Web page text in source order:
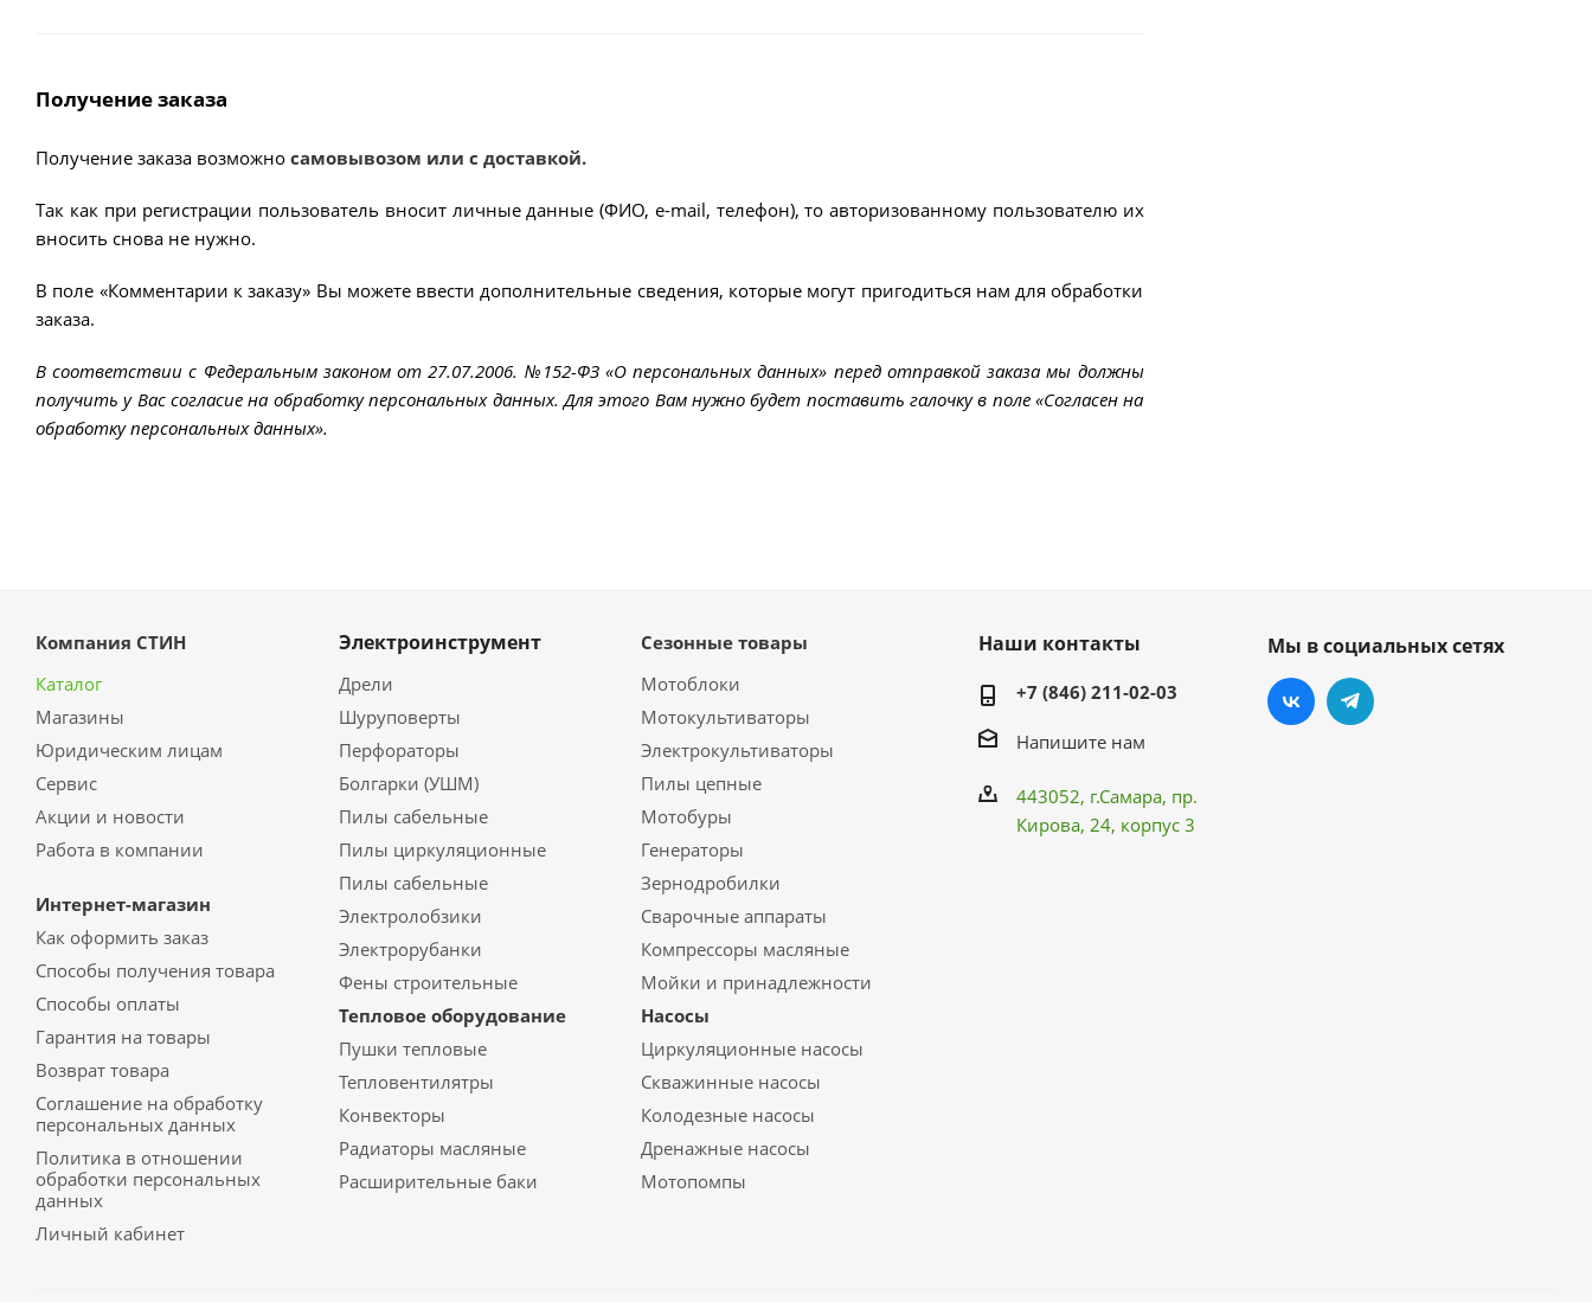
Получение заказа
Получение заказа возможно самовывозом или с доставкой.
Так как при регистрации пользователь вносит личные данные (ФИО, e-mail, телефон), то авторизованному пользователю их
вносить снова не нужно.
В поле «Комментарии к заказу» Вы можете ввести дополнительные сведения, которые могут пригодиться нам для обработки
заказа.
В соответствии с Федеральным законом от 27.07.2006. №152-ФЗ «О персональных данных» перед отправкой заказа мы должны
получить у Вас согласие на обработку персональных данных. Для этого Вам нужно будет поставить галочку в поле «Согласен на
обработку персональных данных».
Компания СТИН
Каталог
Магазины
Юридическим лицам
Сервис
Акции и новости
Работа в компании
Интернет-магазин
Как оформить заказ
Способы получения товара
Способы оплаты
Гарантия на товары
Возврат товара
Соглашение на обработку
персональных данных
Политика в отношении
обработки персональных
данных
Личный кабинет
Электроинструмент
Дрели
Шуруповерты
Перфораторы
Болгарки (УШМ)
Пилы сабельные
Пилы циркуляционные
Пилы сабельные
Электролобзики
Электрорубанки
Фены строительные
Тепловое оборудование
Пушки тепловые
Тепловентилятры
Конвекторы
Радиаторы масляные
Расширительные баки
Сезонные товары
Мотоблоки
Мотокультиваторы
Электрокультиваторы
Пилы цепные
Мотобуры
Генераторы
Зернодробилки
Сварочные аппараты
Компрессоры масляные
Мойки и принадлежности
Насосы
Циркуляционные насосы
Скважинные насосы
Колодезные насосы
Дренажные насосы
Мотопомпы
Наши контакты
+7 (846) 211-02-03
Напишите нам
443052, г.Самара, пр.
Кирова, 24, корпус 3
Мы в социальных сетях